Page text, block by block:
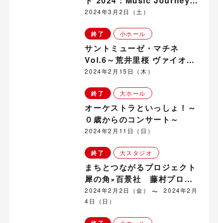
世界の旅へ！
2024年3月2日（土）
終了 小ホール
サントミューゼ・マチネ
Vol.6～荒井里桜 ヴァイオリ
ン・コンサート～
2024年2月15日（木）
終了 大ホール
オーケストラといっしょ！～
０歳からのコンサート～
2024年2月11日（日）
終了 大スタジオ
まちとつながるプロジェクト
犀の角×百景社 藤村プロジ
ェクト2021-23 「Before
the Dawn 第二部 ～島崎藤
2024年2月2日（金）
2024年2月
4日（日）